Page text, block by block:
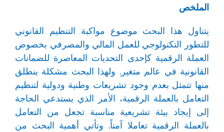
الملخص
يتناول هذا البحث موضوع مواكبة التنظيم القانوني
للتطور التكنولوجي للعمل المالي والمصرفي بخصوص
العملة الرقمية كإحدى التحديات المعاصرة للضمانات
القانونية في عالم متغير. ولهذا البحث مشكلة ينطلق
منها تتمثل بعدم وجود تشريعات وطنية ودولية لتنظيم
التعامل بالعملة الرقمية، الأمر الذي يستدعي الحاجة
إلى إيجاد بيئة تشريعية مناسبة تجعل من التعامل
بالعملة الرقمية تعاملا آمناً. وتأتي أهمية البحث من